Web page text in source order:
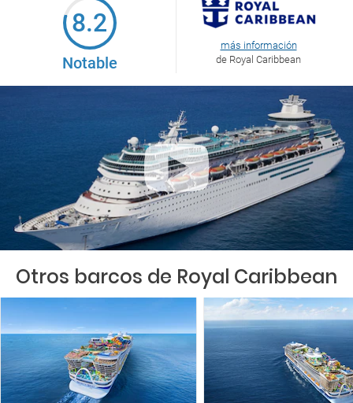
8.2
Notable
más información
de Royal Caribbean
Otros barcos de Royal Caribbean